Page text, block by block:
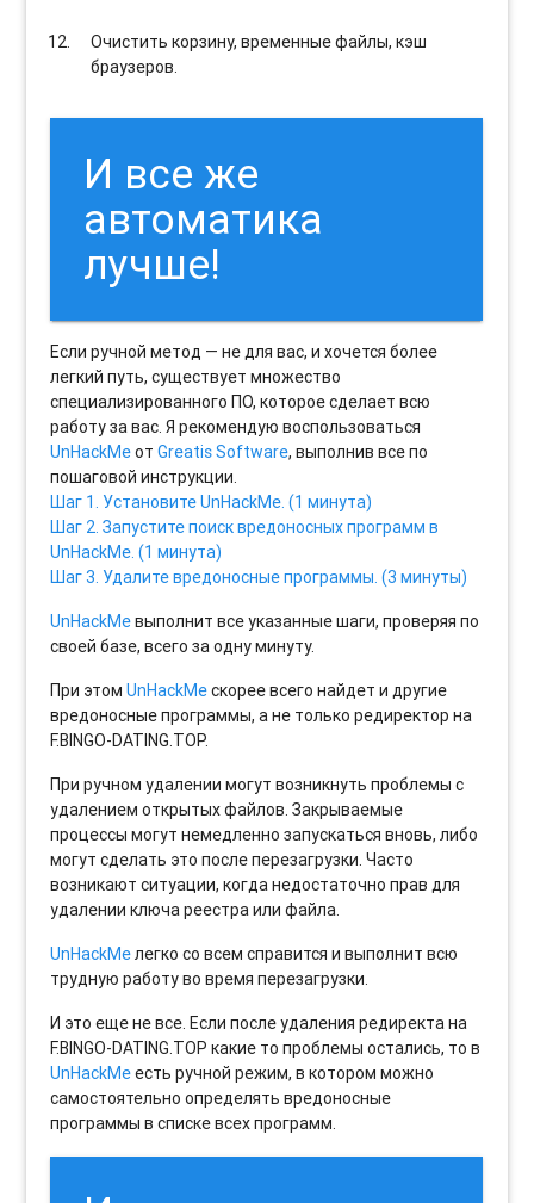
Очистить корзину, временные файлы, кэш
браузеров.
И все же
автоматика
лучше!
Если ручной метод — не для вас, и хочется более
легкий путь, существует множество
специализированного ПО, которое сделает всю
работу за вас. Я рекомендую воспользоваться
UnHackMeотGreatis Software, выполнив все по
пошаговой инструкции.
Шаг 1. Установите UnHackMe. (1 минута)
Шаг 2. Запустите поиск вредоносных программ в
UnHackMe. (1 минута)
Шаг 3. Удалите вредоносные программы. (3 минуты)
UnHackMeвыполнит все указанные шаги, проверяя по
своей базе, всего за одну минуту.
При этомUnHackMeскорее всего найдет и другие
вредоносные программы, а не только редиректор на
F.BINGO-DATING.TOP.
При ручном удалении могут возникнуть проблемы с
удалением открытых файлов. Закрываемые
процессы могут немедленно запускаться вновь, либо
могут сделать это после перезагрузки. Часто
возникают ситуации, когда недостаточно прав для
удалении ключа реестра или файла.
UnHackMeлегко со всем справится и выполнит всю
трудную работу во время перезагрузки.
И это еще не все. Если после удаления редиректа на
F.BINGO-DATING.TOP какие то проблемы остались, то в
UnHackMeесть ручной режим, в котором можно
самостоятельно определять вредоносные
программы в списке всех программ.